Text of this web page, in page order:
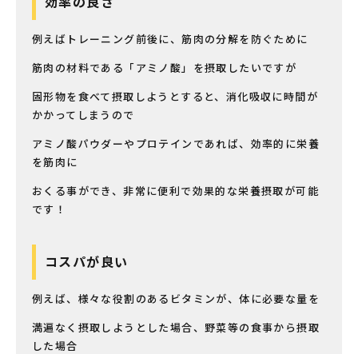
例えばトレーニング前後に、筋肉の分解を防ぐために
筋肉の材料である「アミノ酸」を摂取したいですが
固形物を食べて摂取しようとすると、消化吸収に時間が
かかってしまうので
アミノ酸パウダーやプロテインであれば、効率的に栄養
を筋肉に
おくる事ができ、非常に便利で効果的な栄養摂取が可能
です！
コスパが良い
例えば、様々な役割のあるビタミンが、体に必要な量を
満遍なく摂取しようとした場合、野菜等の食事から摂取
した場合